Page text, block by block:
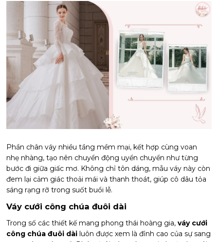
Phần chân váy nhiều tầng mềm mại, kết hợp cùng voan
nhẹ nhàng, tạo nên chuyển động uyển chuyển như từng
bước đi giữa giấc mơ. Không chỉ tôn dáng, mẫu váy này còn
đem lại cảm giác thoải mái và thanh thoát, giúp cô dâu tỏa
sáng rạng rỡ trong suốt buổi lễ.
Váy cưới công chúa đuôi dài
Trong số các thiết kế mang phong thái hoàng gia,váy cưới
công chúa đuôi dài luôn được xem là đỉnh cao của sự sang